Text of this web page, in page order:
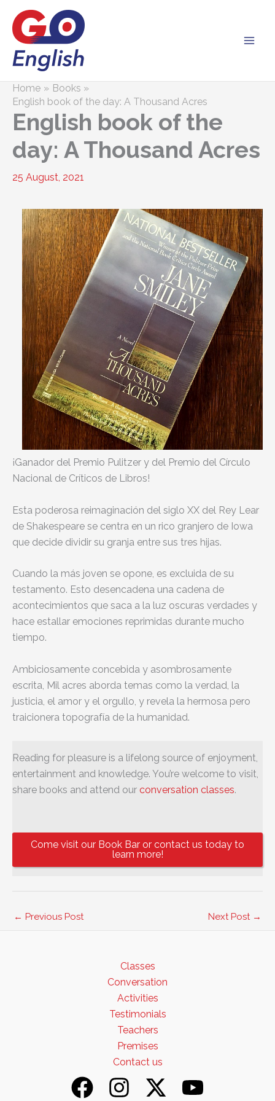
content
Home
Books
English book of the day: A Thousand Acres
English book of the
day: A Thousand Acres
25 August, 2021
¡Ganador del Premio Pulitzer y del Premio del Círculo
Nacional de Críticos de Libros!
Esta poderosa reimaginación del siglo XX del Rey Lear
de Shakespeare se centra en un rico granjero de Iowa
que decide dividir su granja entre sus tres hijas.
Cuando la más joven se opone, es excluida de su
testamento. Esto desencadena una cadena de
acontecimientos que saca a la luz oscuras verdades y
hace estallar emociones reprimidas durante mucho
tiempo.
Ambiciosamente concebida y asombrosamente
escrita, Mil acres aborda temas como la verdad, la
justicia, el amor y el orgullo, y revela la hermosa pero
traicionera topografía de la humanidad.
Reading for pleasure is a lifelong source of enjoyment,
entertainment and knowledge. You’re welcome to visit,
share books and attend our conversation classes.
Come visit our Book Bar or contact us today to
learn more!
← Previous Post Next Post →
Classes
Conversation
Activities
Testimonials
Teachers
Premises
Contact us